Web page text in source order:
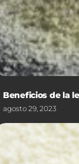
Beneficios de la
agosto 29, 2023